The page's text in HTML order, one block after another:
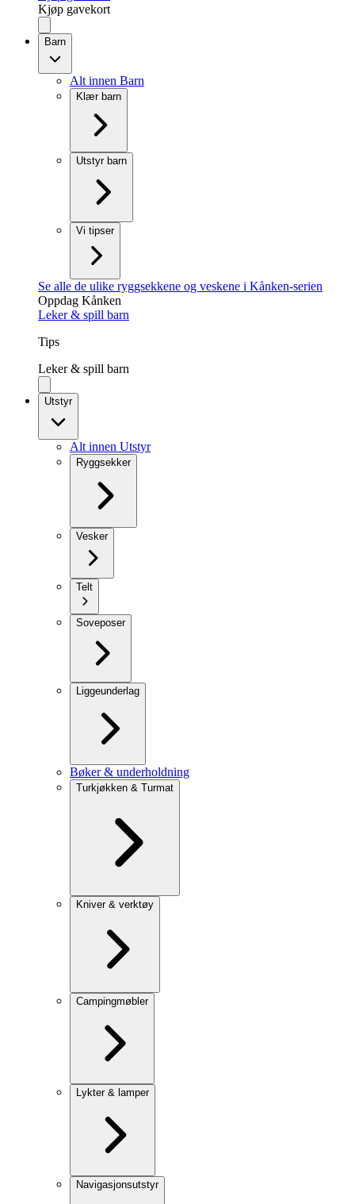
Kjøp gavekort
Barn
Alt innen Barn
Klær barn
Utstyr barn
Vi tipser
Se alle de ulike ryggsekkene og veskene i Kånken-serien
Oppdag Kånken
Leker & spill barn
Tips
Leker & spill barn
Utstyr
Alt innen Utstyr
Ryggsekker
Vesker
Telt
Soveposer
Liggeunderlag
Bøker & underholdning
Turkjøkken & Turmat
Kniver & verktøy
Campingmøbler
Lykter & lamper
Navigasjonsutstyr